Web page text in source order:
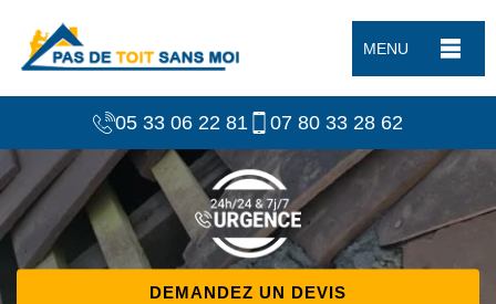
MENU
05 33 06 22 81 07 80 33 28 62
DEMANDEZ UN DEVIS